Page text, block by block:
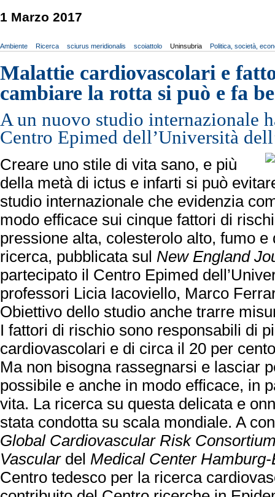
1 Marzo 2017
Ambiente Ricerca sciurus meridionalis scoiattolo Uninsubria Politica, società,
Malattie cardiovascolari e
cambiare la rotta si può e fa
A un nuovo studio internazionale
Centro Epimed dell’Università
Creare uno stile di vita sano, e più
della metà di ictus e infarti si può
studio internazionale che evidenzia
modo efficace sui cinque fattori di
pressione alta, colesterolo alto, fumo e
ricerca, pubblicata sul New England
partecipato il Centro Epimed
professori Licia Iacoviello, Marco
Obiettivo dello studio anche trarre
I fattori di rischio sono responsabili di
cardiovascolari e di circa il 20 per
Ma non bisogna rassegnarsi e lasciar
possibile e anche in modo efficace, in
vita. La ricerca su questa delicata e
stata condotta su scala mondiale. A
Global Cardiovascular Risk
Vasculardel Medical Center
Centro tedesco per la ricerca